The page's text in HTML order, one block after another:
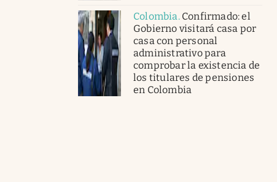
Colombia. Confirmado: el
Gobierno visitará casa por
casa con personal
administrativo para
comprobar la existencia de
los titulares de pensiones
en Colombia